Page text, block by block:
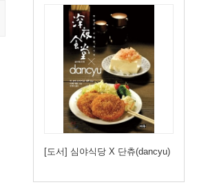
[도서] 심야식당 X 단츄(dancyu)